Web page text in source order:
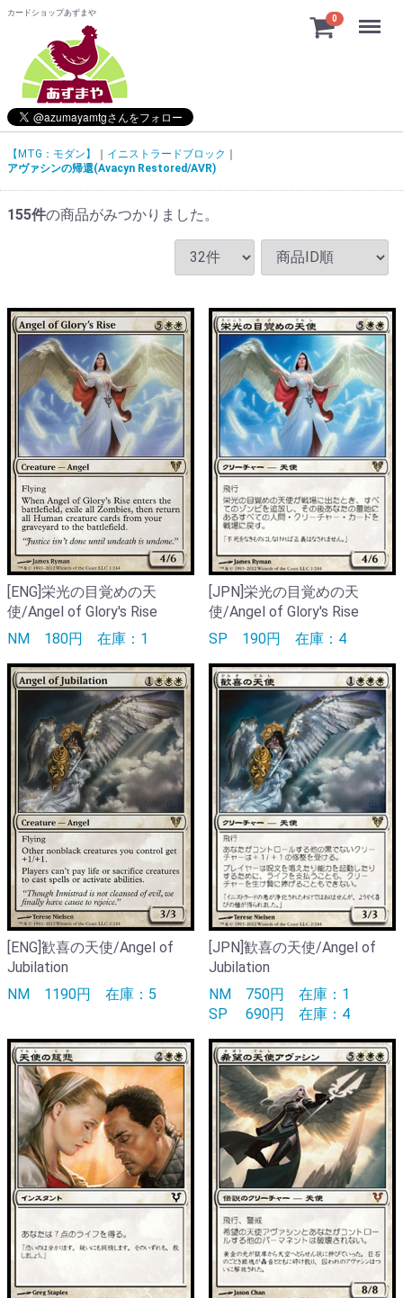
カードショップあずまや
0 Menu
【MTG：モダン】
イニストラードブロック
アヴァシンの帰還(Avacyn Restored/AVR)
155件の商品がみつかりました。
[ENG]栄光の目覚めの天
使/Angel of Glory's Rise
NM 180円 在庫：1
[JPN]栄光の目覚めの天
使/Angel of Glory's Rise
SP 190円 在庫：4
[ENG]歓喜の天使/Angel of
Jubilation
NM 1190円 在庫：5
[JPN]歓喜の天使/Angel of
Jubilation
NM 750円 在庫：1
SP
690円 在庫：4